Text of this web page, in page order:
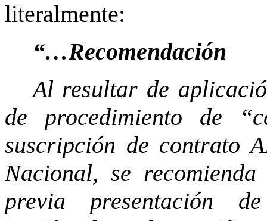
literalmente:
“…Recomendación
Al resultar de
de procedimiento de
suscripción de contrato
Nacional, se
previa presentación